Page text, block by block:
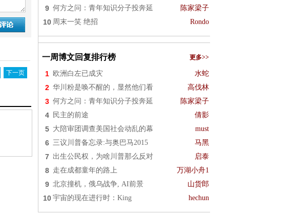
下一页
9 何方之问：青年知识分子投奔延 陈家梁子
10 周末一笑 绝招 Rondo
一周博文回复排行榜 更多>>
1 欧洲白左已成灾 水蛇
2 华川粉是唤不醒的，显然他们看 高伐林
3 何方之问：青年知识分子投奔延 陈家梁子
4 民主的前途 倩影
5 大陪审团调查美国社会动乱的幕 must
6 三议川普备忘录:与奥巴马2015 马黑
7 出生公民权，为啥川普那么反对 启泰
8 走在成都童年的路上 万湖小舟1
9 北京撞机，俄乌战争, AI前景 山货郎
10 宇宙的现在进行时：King hechun